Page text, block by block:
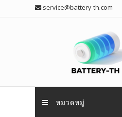
service@battery-th.com
หมวดหมู่